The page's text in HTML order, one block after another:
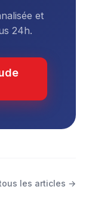
et
24h.
les articles →